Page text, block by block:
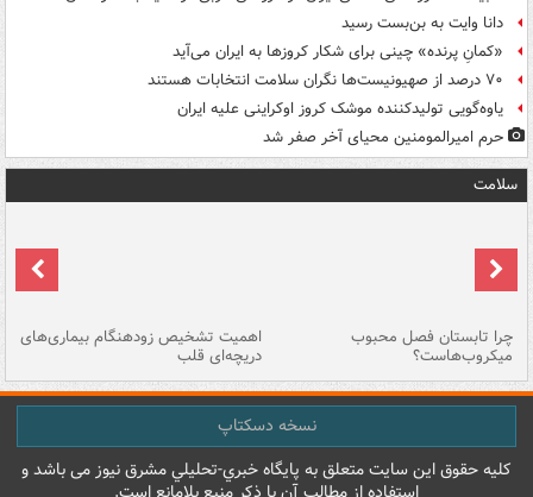
دانا وایت به بن‌بست رسید
«کمانِ پرنده» چینی برای شکار کروزها به ایران می‌آید
۷۰ درصد از صهیونیست‌ها نگران سلامت انتخابات هستند
یاوه‌گویی تولیدکننده موشک کروز اوکراینی علیه ایران
حرم امیرالمومنین محیای آخر صفر شد
سلامت
چرا تابستان فصل محبوب
میکروب‌هاست؟
اهمیت تشخیص زودهنگام بیماری‌های
دریچه‌ای قلب
نسخه دسکتاپ
کليه حقوق اين سايت متعلق به پایگاه خبري-تحليلي مشرق نيوز می باشد و